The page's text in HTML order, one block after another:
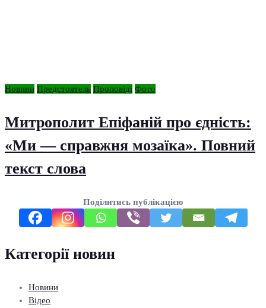
Новини Предстоятель Проповіді Фото
Митрополит Епіфаній про єдність:
«Ми — справжня мозаїка». Повний
текст слова
Поділитись публікацією
Категорії новин
Новини
Відео